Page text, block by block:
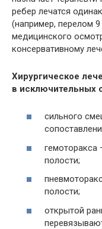
ребер лечатся
(например, перелом
медицинского
консервативному
Хирургическое
в исключительных
сильного
гемоторакса
полости;
полости;
открытой